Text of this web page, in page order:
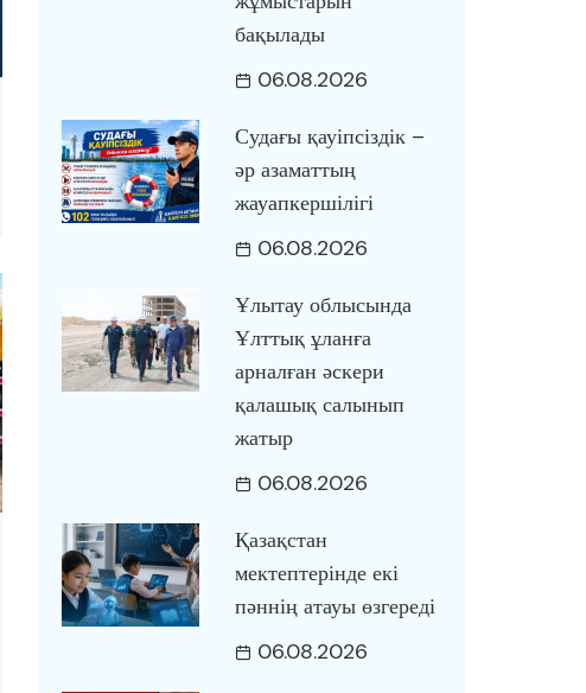
бақылады
06.08.2026
Судағы қауіпсіздік –
әр азаматтың
жауапкершілігі
06.08.2026
Ұлытау облысында
Ұлттық ұланға
арналған әскери
қалашық салынып
жатыр
06.08.2026
Қазақстан
мектептерінде екі
пәннің атауы өзгереді
06.08.2026